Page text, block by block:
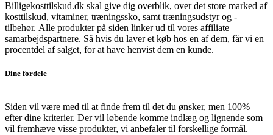
Billigekosttilskud.dk skal give dig overblik, over det store marked af
kosttilskud, vitaminer, træningssko, samt træningsudstyr og -
tilbehør. Alle produkter på siden linker ud til vores affiliate
samarbejdspartnere. Så hvis du laver et køb hos en af dem, får vi en
procentdel af salget, for at have henvist dem en kunde.
Dine fordele
Siden vil være med til at finde frem til det du ønsker, men 100%
efter dine kriterier. Der vil løbende komme indlæg og lignende som
vil fremhæve visse produkter, vi anbefaler til forskellige formål.